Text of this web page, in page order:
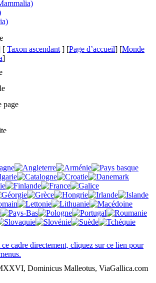
[ Taxon ascendant ] [Page d’accueil] [Monde
]
page
cadre directement, cliquez sur ce lien pour
Dominicus Malleotus, ViaGallica.com